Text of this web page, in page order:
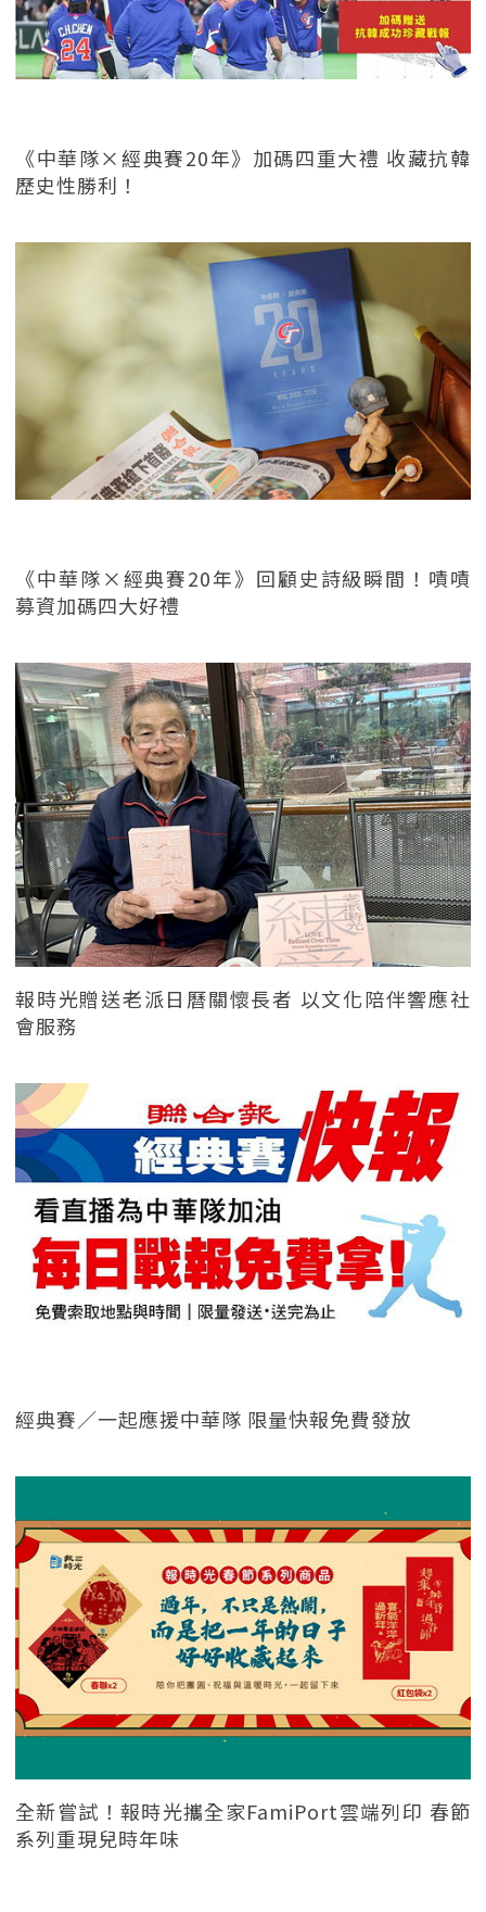
《中華隊×經典賽20年》加碼四重大禮 收藏抗韓
歷史性勝利！
《中華隊×經典賽20年》回顧史詩級瞬間！嘖嘖
募資加碼四大好禮
報時光贈送老派日曆關懷長者 以文化陪伴響應社
會服務
經典賽／一起應援中華隊 限量快報免費發放
全新嘗試！報時光攜全家FamiPort雲端列印 春節
系列重現兒時年味